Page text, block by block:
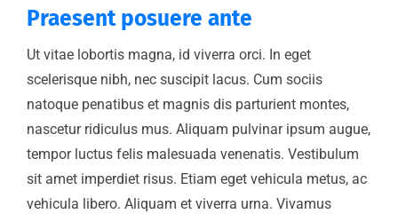
Praesent posuere ante
Ut vitae lobortis magna, id viverra orci. In eget
scelerisque nibh, nec suscipit lacus. Cum sociis
natoque penatibus et magnis dis parturient montes,
nascetur ridiculus mus. Aliquam pulvinar ipsum augue,
tempor luctus felis malesuada venenatis. Vestibulum
sit amet imperdiet risus. Etiam eget vehicula metus, ac
vehicula libero. Aliquam et viverra urna. Vivamus